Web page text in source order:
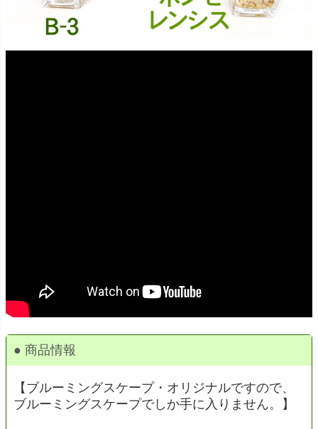
● 商品情報
【ブルーミングスケープ・オリジナルですので、
ブルーミングスケープでしか手に入りません。】